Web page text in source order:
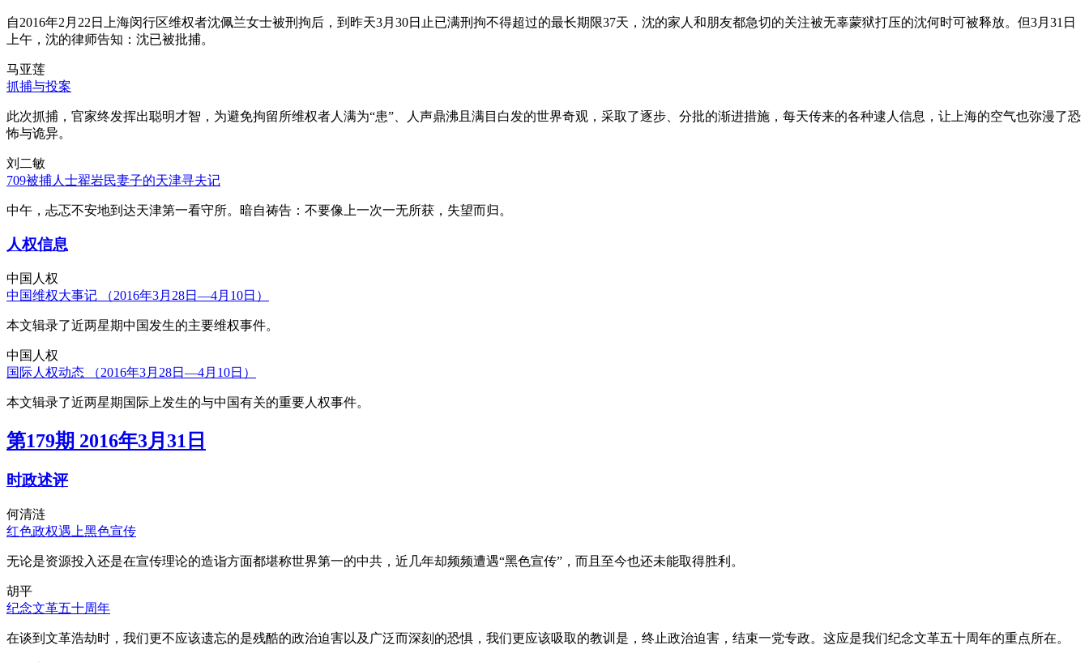
自2016年2月22日上海闵行区维权者沈佩兰女士被刑拘后，到昨天3月30日止已满刑拘不得超过的最长期限37天，沈的家人和朋友都急切的关注被无辜蒙狱打压的沈何时可被释放。但3月31日
上午，沈的律师告知：沈已被批捕。
马亚莲
抓捕与投案
此次抓捕，官家终发挥出聪明才智，为避免拘留所维权者人满为“患”、人声鼎沸且满目白发的世界奇观，采取了逐步、分批的渐进措施，每天传来的各种逮人信息，让上海的空气也弥漫了恐
怖与诡异。
刘二敏
709被捕人士翟岩民妻子的天津寻夫记
中午，忐忑不安地到达天津第一看守所。暗自祷告：不要像上一次一无所获，失望而归。
人权信息
中国人权
中国维权大事记 （2016年3月28日—4月10日）
本文辑录了近两星期中国发生的主要维权事件。
中国人权
国际人权动态 （2016年3月28日—4月10日）
本文辑录了近两星期国际上发生的与中国有关的重要人权事件。
第179期 2016年3月31日
时政述评
何清涟
红色政权遇上黑色宣传
无论是资源投入还是在宣传理论的造诣方面都堪称世界第一的中共，近几年却频频遭遇“黑色宣传”，而且至今也还未能取得胜利。
胡平
纪念文革五十周年
在谈到文革浩劫时，我们更不应该遗忘的是残酷的政治迫害以及广泛而深刻的恐惧，我们更应该吸取的教训是，终止政治迫害，结束一党专政。这应是我们纪念文革五十周年的重点所在。